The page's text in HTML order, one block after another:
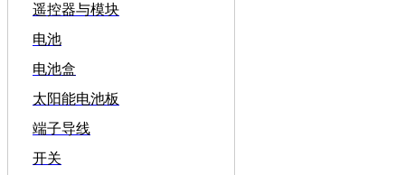
遥控器与模块
电池
电池盒
太阳能电池板
端子导线
开关